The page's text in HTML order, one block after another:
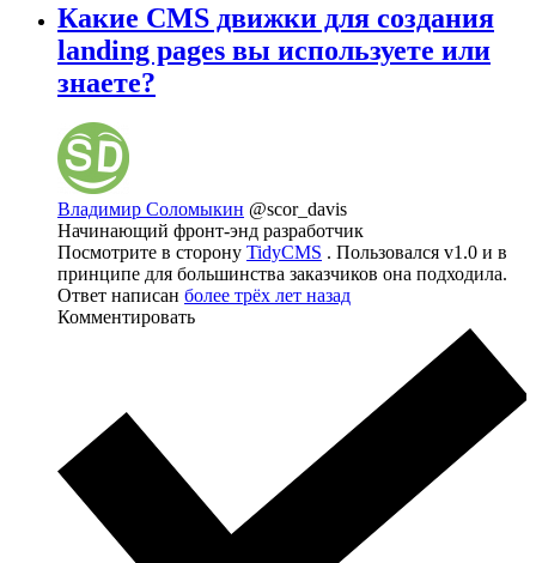
Какие CMS движки для создания
landing pages вы используете или
знаете?
Владимир Соломыкин @scor_davis
Начинающий фронт-энд разработчик
Посмотрите в сторону TidyCMS . Пользовался v1.0 и в
принципе для большинства заказчиков она подходила.
Ответ написан более трёх лет назад
Комментировать